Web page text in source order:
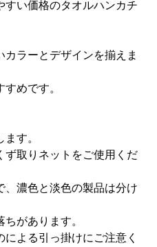
すい価格のタオルハンカチ
ラーとデザインを揃えま
めです。
す。
ず取りネットをご使用くだ
、濃色と淡色の製品は分け
があります。
よる引っ掛けにご注意く